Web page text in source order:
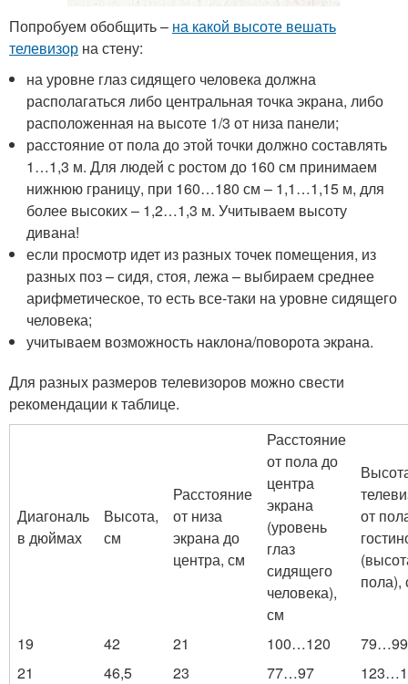
Попробуем обобщить – на какой высоте вешать
телевизор на стену:
на уровне глаз сидящего человека должна
располагаться либо центральная точка экрана, либо
расположенная на высоте 1/3 от низа панели;
расстояние от пола до этой точки должно составлять
1…1,3 м. Для людей с ростом до 160 см принимаем
нижнюю границу, при 160…180 см – 1,1…1,15 м, для
более высоких – 1,2…1,3 м. Учитываем высоту
дивана!
если просмотр идет из разных точек помещения, из
разных поз – сидя, стоя, лежа – выбираем среднее
арифметическое, то есть все-таки на уровне сидящего
человека;
учитываем возможность наклона/поворота экрана.
Для разных размеров телевизоров можно свести
рекомендации к таблице.
Диагональ
в дюймах
Высота,
см
Расстояние
от низа
экрана до
центра, см
Расстояние
от пола до
центра
экрана
(уровень
глаз
сидящего
человека),
см
от
пола),
19 42 21 100…120
79…99
21
46,5 23 77…97